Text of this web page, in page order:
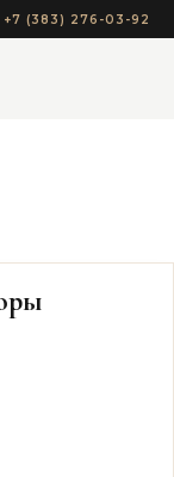
+7 (383) 276-03-92